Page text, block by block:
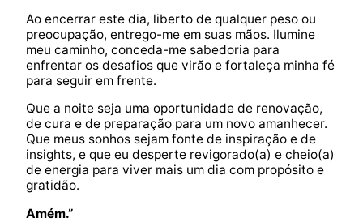
Ao encerrar este dia, liberto de qualquer peso ou
preocupação, entrego-me em suas mãos. Ilumine
meu caminho, conceda-me sabedoria para
enfrentar os desafios que virão e fortaleça minha fé
para seguir em frente.
Que a noite seja uma oportunidade de renovação,
de cura e de preparação para um novo amanhecer.
Que meus sonhos sejam fonte de inspiração e de
insights, e que eu desperte revigorado(a) e cheio(a)
de energia para viver mais um dia com propósito e
gratidão.
Amém.”